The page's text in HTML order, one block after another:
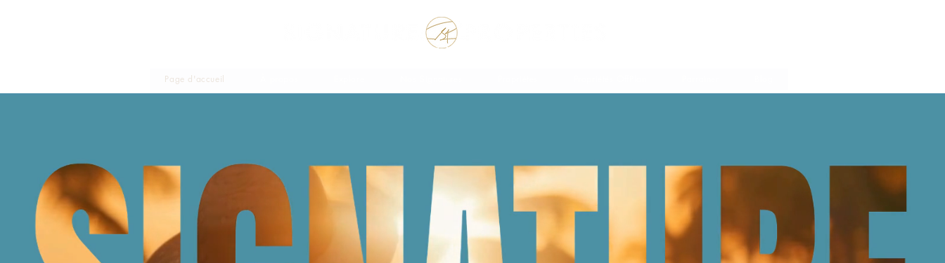
Make the Rest of your Life, the Best of your Life
Page d'accueil